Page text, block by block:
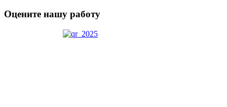
Оцените нашу работу